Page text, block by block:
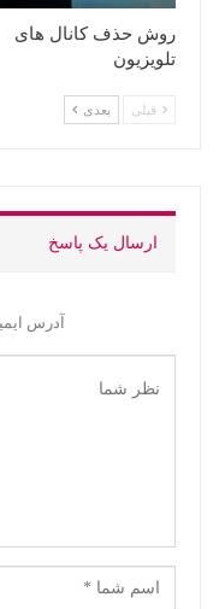
روش حذف کانال های
تلویزیون
قبلی بعدی
ارسال یک پاسخ
آدرس